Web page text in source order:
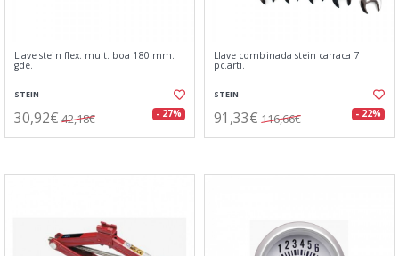
Llave stein flex. mult. boa 180 mm.
gde.
STEIN
30,92€ 42,18€ - 27%
Llave combinada stein carraca 7
pc.arti.
STEIN
91,33€ 116,66€ - 22%